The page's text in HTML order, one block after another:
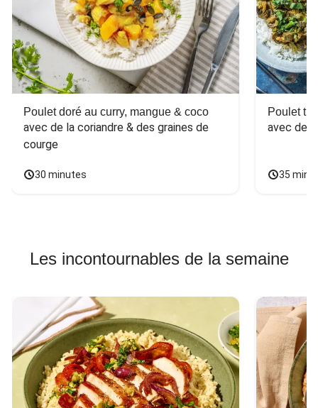
Poulet doré au curry, mangue & coco
avec de la coriandre & des graines de
courge
30 minutes
Poulet
avec des
35
Les incontournables de la semaine